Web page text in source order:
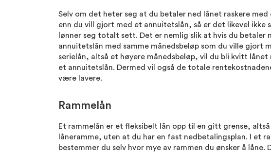
Selv om det heter seg at du betaler ned lånet raskere med
enn du vill gjort med et annuitetslån, så er det likevel ikke
lønner seg totalt sett. Det er nemlig slik at hvis du betaler
annuitetslån med samme månedsbeløp som du ville gjort
serielån, altså et høyere månedsbeløp, vil du bli kvitt lånet
et annuitetslån. Dermed vil også de totale
være lavere.
Rammelån
Et rammelån er et fleksibelt lån opp til en gitt grense, altså
låneramme, uten at du har en fast nedbetalingsplan. I et
bestemmer du selv hvor mye av rammen du ønsker å låne.